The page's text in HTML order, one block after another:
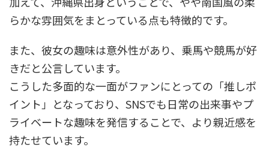
らかな雰囲気をまとっている点も特徴的です。
また、彼女の趣味は意外性があり、乗馬や競馬が好
きだと公言しています。
こうした多面的な一面がファンにとっての「推しポ
イント」となっており、SNSでも日常の出来事やプ
ライベートな趣味を発信することで、より親近感を
持たせています。